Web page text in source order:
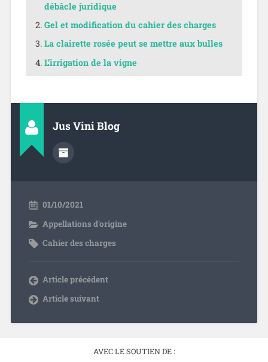
débâcle juridique
Gel et modification du cahier des charges
La clairette rosée peut se mettre aux bulles
L’irrigation de la vigne
Jus Vini Blog
01/10/2021
Appellations d'origine
Cahier des charges
Article précédent
Article suivant
AVEC LE SOUTIEN DE :